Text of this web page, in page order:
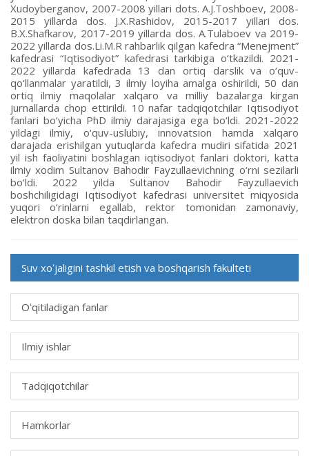
Xudoyberganov, 2007-2008 yillari dots. A.J.Toshboev, 2008-
2015 yillarda dos. J.X.Rashidov, 2015-2017 yillari dos.
B.X.Shafkarov, 2017-2019 yillarda dos. A.Tulaboev va 2019-
2022 yillarda dos.Li.M.R rahbarlik qilgan kafedra “Menejment”
kafedrasi “Iqtisodiyot” kafedrasi tarkibiga o‘tkazildi. 2021-
2022 yillarda kafedrada 13 dan ortiq darslik va o‘quv-
qo‘llanmalar yaratildi, 3 ilmiy loyiha amalga oshirildi, 50 dan
ortiq ilmiy maqolalar xalqaro va milliy bazalarga kirgan
jurnallarda chop ettirildi. 10 nafar tadqiqotchilar Iqtisodiyot
fanlari bo‘yicha PhD ilmiy darajasiga ega bo‘ldi. 2021-2022
yildagi ilmiy, o‘quv-uslubiy, innovatsion hamda xalqaro
darajada erishilgan yutuqlarda kafedra mudiri sifatida 2021
yil ish faoliyatini boshlagan iqtisodiyot fanlari doktori, katta
ilmiy xodim Sultanov Bahodir Fayzullaevichning o‘rni sezilarli
bo‘ldi. 2022 yilda Sultanov Bahodir Fayzullaevich
boshchiligidagi Iqtisodiyot kafedrasi universitet miqyosida
yuqori o‘rinlarni egallab, rektor tomonidan zamonaviy,
elektron doska bilan taqdirlangan.
Suv xoʻjaligini tashkil etish va boshqarish fakulteti
Oʻqitiladigan fanlar
Ilmiy ishlar
Tadqiqotchilar
Hamkorlar